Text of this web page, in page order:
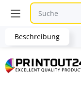
Beschreibung